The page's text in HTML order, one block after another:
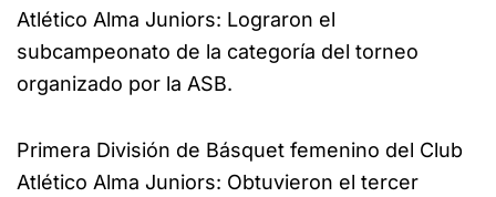
Atlético Alma Juniors: Lograron el
subcampeonato de la categoría del torneo
organizado por la ASB.
Primera División de Básquet femenino del Club
Atlético Alma Juniors: Obtuvieron el tercer